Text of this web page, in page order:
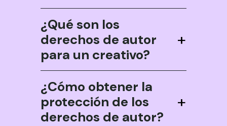
¿Qué son los
derechos de autor
para un creativo?
+
¿Cómo obtener la
protección de los
derechos de autor?
+